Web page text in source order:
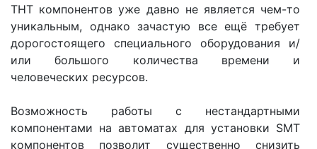
ТНТ компонентов уже давно не является чем-то
уникальным, однако зачастую все ещё требует
дорогостоящего специального оборудования и/
или большого количества времени и
человеческих ресурсов.
Возможность работы c нестандартными
компонентами на автоматах для установки SMТ
компонентов позволит существенно снизить